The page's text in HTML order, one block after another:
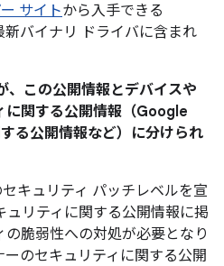
サイトから入手できる
バイナリ ドライバに含まれ
、この公開情報とデバイスや
に関する公開情報（Google
る公開情報など）に分けられ
キュリティ パッチレベルを宣
リティに関する公開情報に掲
脆弱性への対処が必要となり
ーのセキュリティに関する公開